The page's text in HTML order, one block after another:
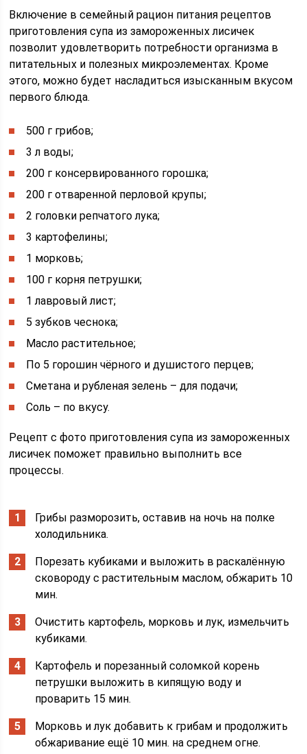
Включение в семейный рацион питания рецептов
приготовления супа из замороженных лисичек
позволит удовлетворить потребности организма в
питательных и полезных микроэлементах. Кроме
этого, можно будет насладиться изысканным вкусом
первого блюда.
500 г грибов;
3 л воды;
200 г консервированного горошка;
200 г отваренной перловой крупы;
2 головки репчатого лука;
3 картофелины;
1 морковь;
100 г корня петрушки;
1 лавровый лист;
5 зубков чеснока;
Масло растительное;
По 5 горошин чёрного и душистого перцев;
Сметана и рубленая зелень – для подачи;
Соль – по вкусу.
Рецепт с фото приготовления супа из замороженных
лисичек поможет правильно выполнить все
процессы.
Грибы разморозить, оставив на ночь на полке
холодильника.
Порезать кубиками и выложить в раскалённую
сковороду с растительным маслом, обжарить 10
мин.
Очистить картофель, морковь и лук, измельчить
кубиками.
Картофель и порезанный соломкой корень
петрушки выложить в кипящую воду и
проварить 15 мин.
Морковь и лук добавить к грибам и продолжить
обжаривание ещё 10 мин. на среднем огне.